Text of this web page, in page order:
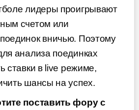
лидеры проигрывают
счетом или
вничью. Поэтому
анализа поединках
ставки в live режиме,
шансы на успех.
поставить фору с